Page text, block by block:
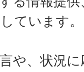
ています。
や、状況